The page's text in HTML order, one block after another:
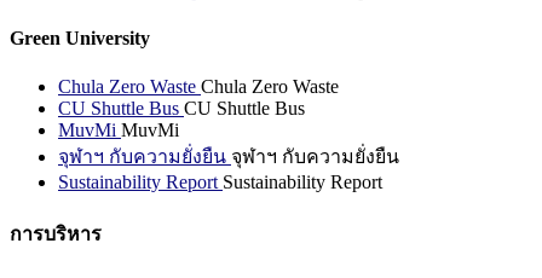
Green University
Chula Zero Waste Chula Zero Waste
CU Shuttle Bus CU Shuttle Bus
MuvMi MuvMi
จุฬาฯ กับความยั่งยืน จุฬาฯ กับความยั่งยืน
Sustainability Report Sustainability Report
การบริหาร